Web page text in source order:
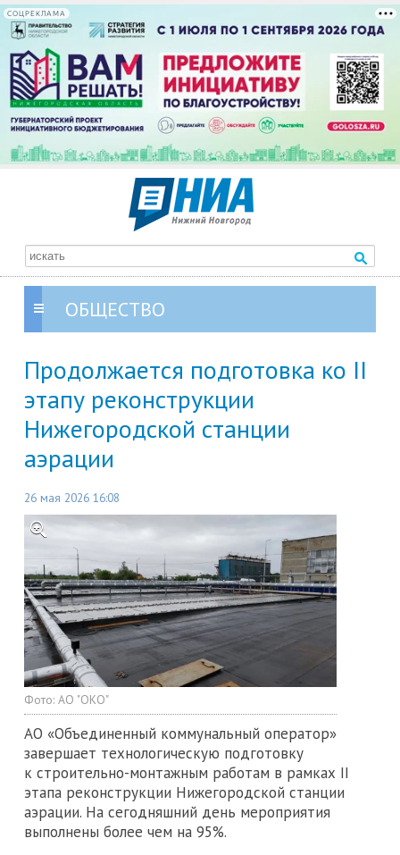
СОЦРЕКЛАМА
ОБЩЕСТВО
Продолжается подготовка ко II
этапу реконструкции
Нижегородской станции
аэрации
26 мая 2026 16:08
Фото: АО "ОКО"
АО «Объединенный коммунальный оператор»
завершает технологическую подготовку
к строительно-монтажным работам в рамках II
этапа реконструкции Нижегородской станции
аэрации. На сегодняшний день мероприятия
выполнены более чем на 95%.